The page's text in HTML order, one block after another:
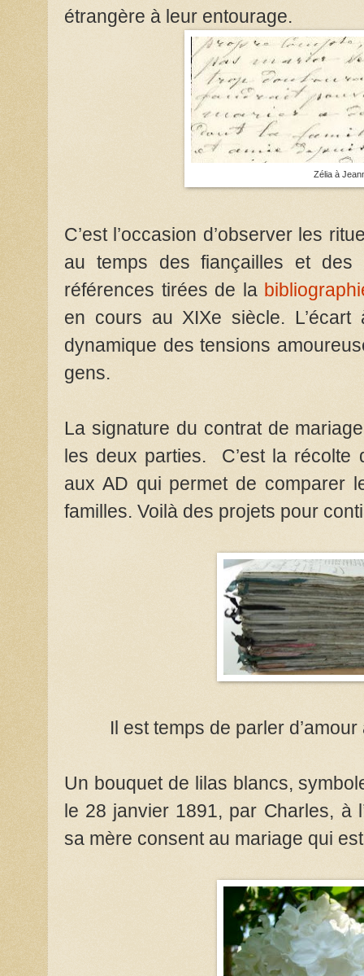
étrangère à leur entourage.
Zélia à
C’est l’occasion d’observer les
au temps des fiançailles et des
références tirées de la
en cours au XIXe siècle.
dynamique des tensions
gens.
La signature du contrat de
les deux parties. C’est la
aux AD qui permet de comparer
familles. Voilà des projets pour
Il est temps de parler
Un bouquet de lilas blancs,
le 28 janvier 1891, par Charles, à
sa mère consent au mariage qui